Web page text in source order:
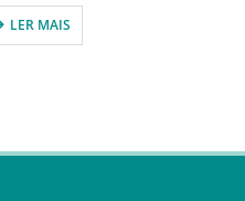
LER MAIS